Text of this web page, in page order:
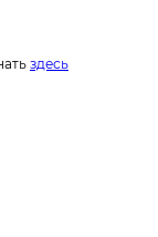
здесь